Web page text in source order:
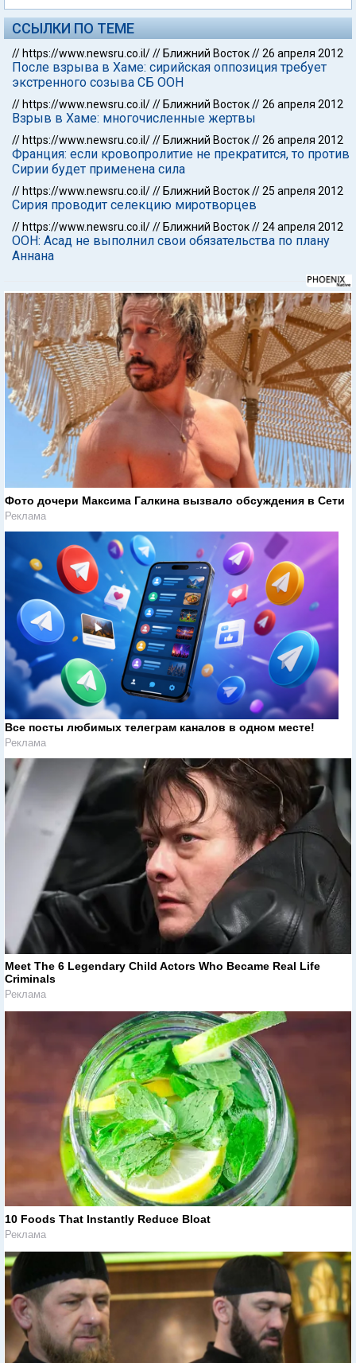
ССЫЛКИ ПО ТЕМЕ
// https://www.newsru.co.il/// Ближний Восток//26 апреля 2012
После взрыва в Хаме: сирийская оппозиция требует
экстренного созыва СБ ООН
// https://www.newsru.co.il/// Ближний Восток//26 апреля 2012
Взрыв в Хаме: многочисленные жертвы
// https://www.newsru.co.il/// Ближний Восток//26 апреля 2012
Франция: если кровопролитие не прекратится, то против
Сирии будет применена сила
// https://www.newsru.co.il/// Ближний Восток//25 апреля 2012
Сирия проводит селекцию миротворцев
// https://www.newsru.co.il/// Ближний Восток//24 апреля 2012
ООН: Асад не выполнил свои обязательства по плану
Аннана
Фото дочери Максима Галкина вызвало обсуждения в Сети
Реклама
Все посты любимых телеграм каналов в одном месте!
Реклама
Meet The 6 Legendary Child Actors Who Became Real Life
Criminals
Реклама
10 Foods That Instantly Reduce Bloat
Реклама